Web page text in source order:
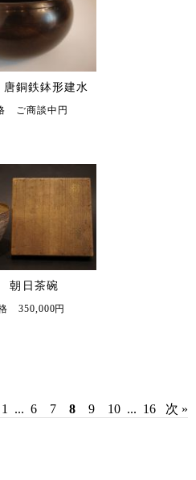
銅鉄鉢形建水
ご商談中円
朝日茶碗
350,000円
1 ... 6 7 8 9 10 ... 16 次 »